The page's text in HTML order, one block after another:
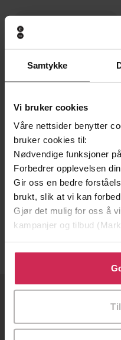
Samtykke
Vi bruker cookies
Våre nettsider benytter
bruker cookies til:
Nødvendige funksjoner
Forbedrer opplevelsen
Gir oss en bedre
brukt, slik at vi kan
Gjør det mulig for oss å
kampanjer og tilbud
Klikk på «Godta alle» for
bruke cookies for alle
tilpasse ditt samtykke til
349,-
Utflyttarboka 2007 for Hareid og Ulstein
Sverre Bjåstad
EBOK
Om Ebok.no